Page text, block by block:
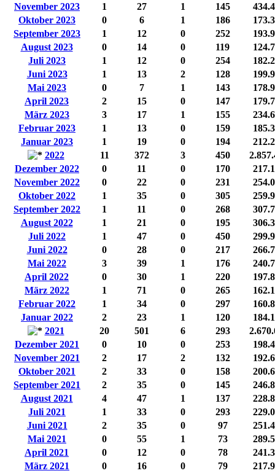
November 2023
1 27 1 145
Oktober 2023
0 6 1 186
September 2023
1 12 0 252
August 2023
0 14 0 119
Juli 2023
1 12 0 254
Juni 2023
1 13 2 128
Mai 2023
0 7 1 143
April 2023
2 15 0 147
März 2023
3 17 1 155
Februar 2023
1 13 0 159
Januar 2023
1 19 0 194
2022
11 372 3 450
Dezember 2022
0 11 0 170
November 2022
0 22 0 231
Oktober 2022
1 35 0 305
September 2022
1 11 0 268
August 2022
1 21 0 195
Juli 2022
1 47 0 450
Juni 2022
0 28 0 217
Mai 2022
3 39 1 176
April 2022
0 30 1 220
März 2022
1 71 0 265
Februar 2022
1 34 0 297
Januar 2022
2 23 1 120
2021
20 501 6 293
Dezember 2021
0 10 0 253
November 2021
2 17 2 132
Oktober 2021
2 33 0 158
September 2021
2 35 0 145
August 2021
4 47 1 137
Juli 2021
1 33 0 293
Juni 2021
2 35 0 97
Mai 2021
0 55 1 73
April 2021
0 12 0 78
März 2021
0 16 0 79